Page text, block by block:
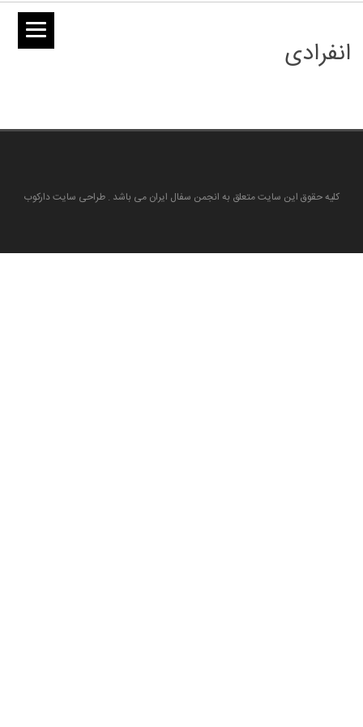
انفرادی
کلیه حقوق این سایت متعلق به انجمن سفال ایران می باشد . طراحی سایت دارکوب